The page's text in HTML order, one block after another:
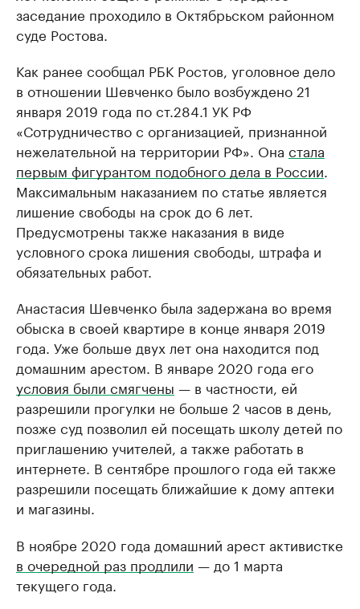
заседание проходило в Октябрьском районном
суде Ростова.
Как ранее сообщал РБК Ростов, уголовное дело
в отношении Шевченко было возбуждено 21
января 2019 года по ст.284.1 УК РФ
«Сотрудничество с организацией, признанной
нежелательной на территории РФ». Она стала
первым фигурантом подобного дела в России.
Максимальным наказанием по статье является
лишение свободы на срок до 6 лет.
Предусмотрены также наказания в виде
условного срока лишения свободы, штрафа и
обязательных работ.
Анастасия Шевченко была задержана во время
обыска в своей квартире в конце января 2019
года. Уже больше двух лет она находится под
домашним арестом. В январе 2020 года его
условия были смягчены — в частности, ей
разрешили прогулки не больше 2 часов в день,
позже суд позволил ей посещать школу детей по
приглашению учителей, а также работать в
интернете. В сентябре прошлого года ей также
разрешили посещать ближайшие к дому аптеки
и магазины.
В ноябре 2020 года домашний арест активистке
в очередной раз продлили — до 1 марта
текущего года.